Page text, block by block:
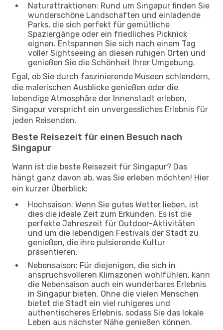
Naturattraktionen: Rund um Singapur finden Sie
wunderschöne Landschaften und einladende
Parks, die sich perfekt für gemütliche
Spaziergänge oder ein friedliches Picknick
eignen. Entspannen Sie sich nach einem Tag
voller Sightseeing an diesen ruhigen Orten und
genießen Sie die Schönheit Ihrer Umgebung.
Egal, ob Sie durch faszinierende Museen schlendern,
die malerischen Ausblicke genießen oder die
lebendige Atmosphäre der Innenstadt erleben,
Singapur verspricht ein unvergessliches Erlebnis für
jeden Reisenden.
Beste Reisezeit für einen Besuch nach
Singapur
Wann ist die beste Reisezeit für Singapur? Das
hängt ganz davon ab, was Sie erleben möchten! Hier
ein kurzer Überblick:
Hochsaison: Wenn Sie gutes Wetter lieben, ist
dies die ideale Zeit zum Erkunden. Es ist die
perfekte Jahreszeit für Outdoor-Aktivitäten
und um die lebendigen Festivals der Stadt zu
genießen, die ihre pulsierende Kultur
präsentieren.
Nebensaison: Für diejenigen, die sich in
anspruchsvolleren Klimazonen wohlfühlen, kann
die Nebensaison auch ein wunderbares Erlebnis
in Singapur bieten. Ohne die vielen Menschen
bietet die Stadt ein viel ruhigeres und
authentischeres Erlebnis, sodass Sie das lokale
Leben aus nächster Nähe genießen können.